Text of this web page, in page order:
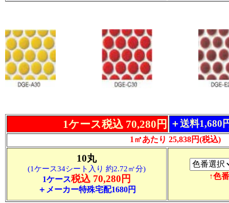
1ケース税込 70,280円 ＋送料1,680
1㎡あたり 25,838円(税込)
10丸
(1ケース34シート入り 約2.72㎡分)
1ケース税込 70,280円
＋メーカー特殊宅配1680円
↑色